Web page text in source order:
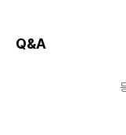
Q&A